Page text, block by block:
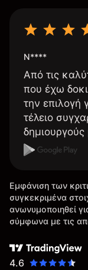
N****
Από τις
που έχω
την επιλογή
τέλειο
Εμφάνιση των
συγκεκριμένα
ανωνυμοποιηθεί
σύμφωνα με τις
4.6